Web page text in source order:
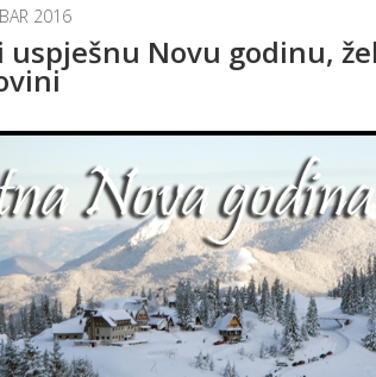
2016
uspješnu Novu godinu,